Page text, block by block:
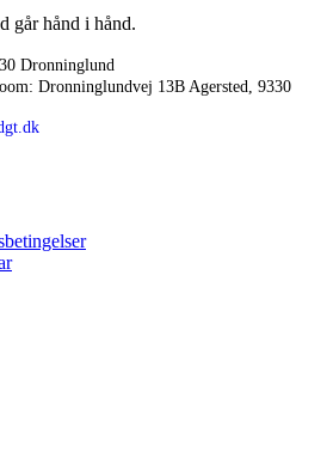
går hånd i hånd.
Dronninglund
Dronninglundvej 13B Agersted, 9330